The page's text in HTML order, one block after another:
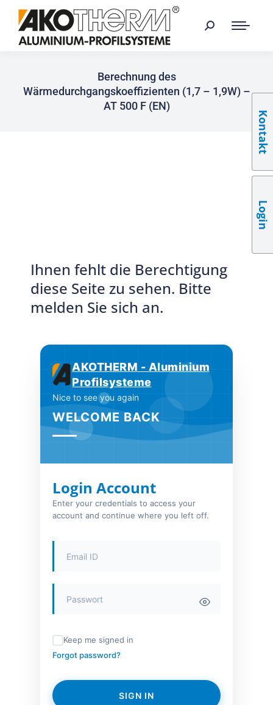
Berechnung des
Wärmedurchgangskoeffizienten (1,7 – 1,9W) –
AT 500 F (EN)
Ihnen fehlt die Berechtigung
diese Seite zu sehen. Bitte
melden Sie sich an.
AKOTHERM - Aluminium
Profilsysteme
Nice to see you again
WELCOME BACK
Login Account
Enter your credentials to access your
account and continue where you left off.
Keep me signed in
Forgot password?
SIGN IN
Kontakt
Login